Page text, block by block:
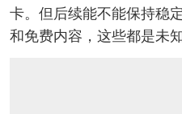
卡。但后续能不能保持稳
和免费内容，这些都是未知